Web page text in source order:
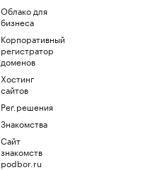
Облако для
бизнеса
Корпоративный
регистратор
доменов
Хостинг
сайтов
Рег.решения
Знакомства
Сайт
знакомств
podbor.ru